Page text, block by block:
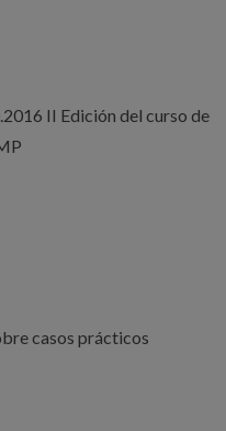
II Edición del curso de
casos prácticos